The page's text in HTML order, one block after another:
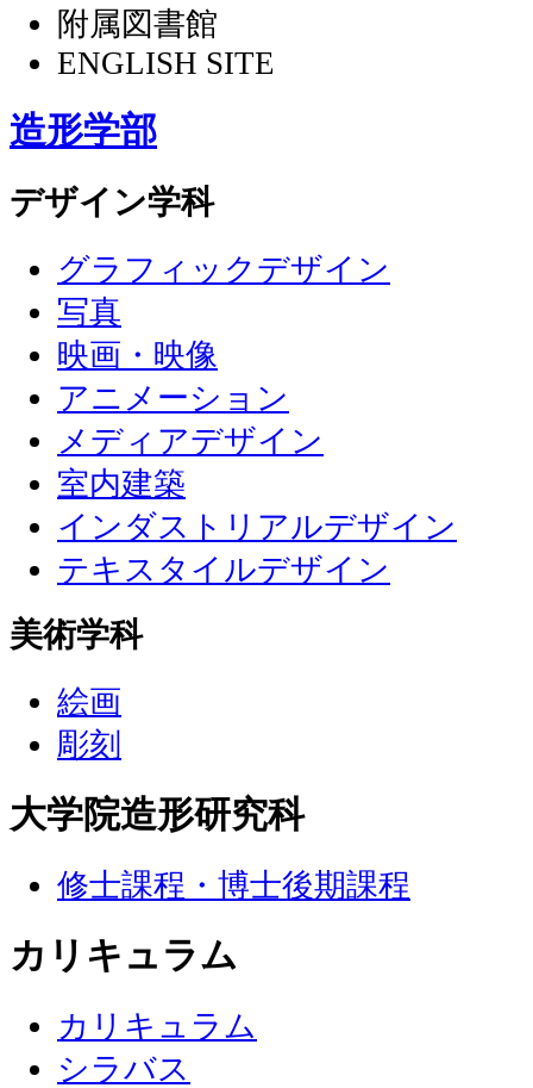
附属図書館
ENGLISH SITE
造形学部
デザイン学科
グラフィックデザイン
写真
映画・映像
アニメーション
メディアデザイン
室内建築
インダストリアルデザイン
テキスタイルデザイン
美術学科
絵画
彫刻
大学院造形研究科
修士課程・博士後期課程
カリキュラム
カリキュラム
シラバス